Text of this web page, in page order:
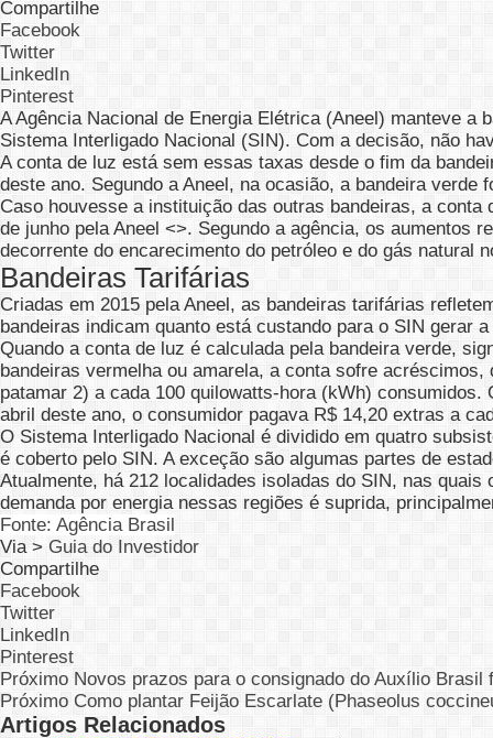
Compartilhe
Facebook
Twitter
LinkedIn
Pinterest
A Agência Nacional de Energia Elétrica (Aneel) manteve a
Sistema Interligado Nacional (SIN). Com a decisão, não
A conta de luz está sem essas taxas desde o fim da
deste ano. Segundo a Aneel, na ocasião, a bandeira
Caso houvesse a instituição das outras bandeiras, a
de junho pela Aneel <>. Segundo a agência, os aumentos
decorrente do encarecimento do petróleo e do gás natural
Bandeiras Tarifárias
Criadas em 2015 pela Aneel, as bandeiras tarifárias
bandeiras indicam quanto está custando para o SIN gerar
Quando a conta de luz é calculada pela bandeira verde,
bandeiras vermelha ou amarela, a conta sofre
patamar 2) a cada 100 quilowatts-hora (kWh)
abril deste ano, o consumidor pagava R$ 14,20 extras a
O Sistema Interligado Nacional é dividido em quatro
é coberto pelo SIN. A exceção são algumas partes de
Atualmente, há 212 localidades isoladas do SIN, nas
demanda por energia nessas regiões é suprida,
Fonte: Agência Brasil
Via > Guia do Investidor
Compartilhe
Facebook
Twitter
LinkedIn
Pinterest
Próximo Novos prazos para o consignado do Auxílio Brasil
Próximo Como plantar Feijão Escarlate (Phaseolus
Artigos Relacionados